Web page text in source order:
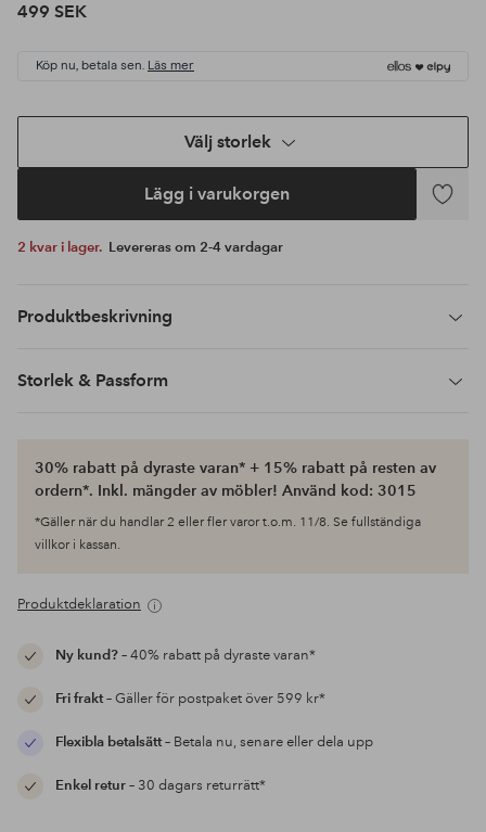
499 SEK
Köp nu, betala sen. Läs mer
Välj storlek
Lägg i varukorgen
Lägg
2 kvar i lager. Levereras om 2-4 vardagar
Produktbeskrivning
Storlek & Passform
30% rabatt på dyraste varan* + 15% rabatt på resten av
ordern*. Inkl. mängder av möbler! Använd kod: 3015
*Gäller när du handlar 2 eller fler varor t.o.m. 11/8. Se fullständiga
villkor i kassan.
Produktdeklaration
Ny kund?– 40% rabatt på dyraste varan*
Fri frakt– Gäller för postpaket över 599 kr*
Flexibla betalsätt– Betala nu, senare eller dela upp
Enkel retur– 30 dagars returrätt*